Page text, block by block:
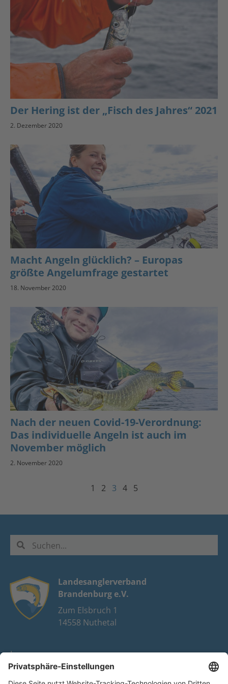
Der Hering ist der „Fisch des Jahres“ 2021
2. Dezember 2020
Macht Angeln glücklich? – Europas
größte Angelumfrage gestartet
18. November 2020
Nach der neuen Covid-19-Verordnung:
Das individuelle Angeln ist auch im
November möglich
2. November 2020
1 2 3 4 5
Landesanglerverband
Brandenburg e.V.
Zum Elsbruch 1
14558 Nuthetal
Impressum
Datenschutz